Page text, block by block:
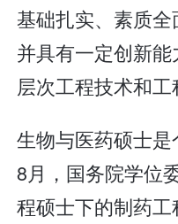
基础扎实、素质全
并具有一定创新
层次工程技术和工
生物与医药硕士
8月，国务院学位
程硕士下的制药